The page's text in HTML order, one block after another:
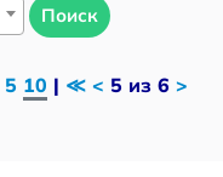
Поиск
5 10 | ≪ < 5 из 6 >